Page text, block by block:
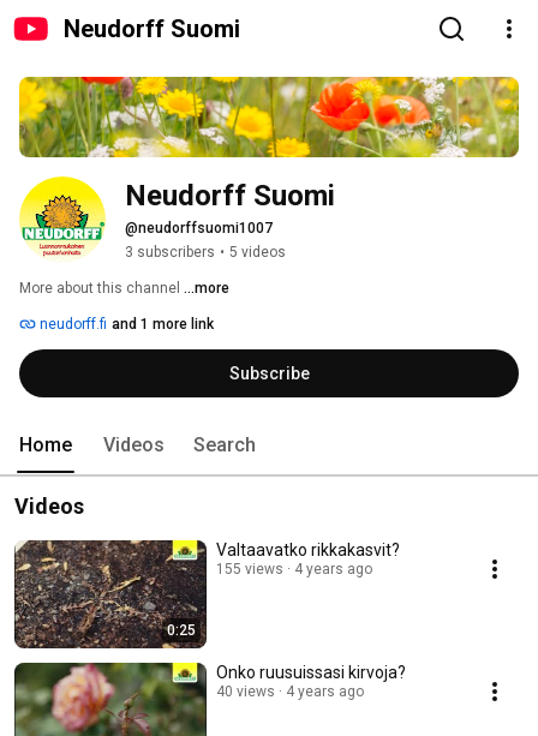
Neudorff Suomi
Neudorff Suomi
@neudorffsuomi1007
3 subscribers • 5 videos
More about this channel ...more
neudorff.fi and 1 more link
Subscribe
Home Videos Search
Videos
0:25
Valtaavatko rikkakasvit?
155 views 4 years ago
Onko ruusuissasi kirvoja?
40 views 4 years ago